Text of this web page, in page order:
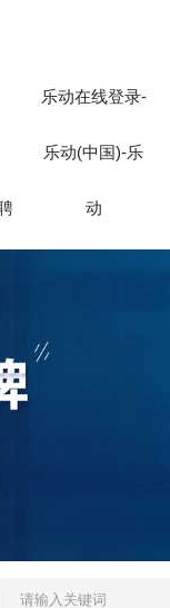
乐动在线登录-
乐动(中国)-乐
动